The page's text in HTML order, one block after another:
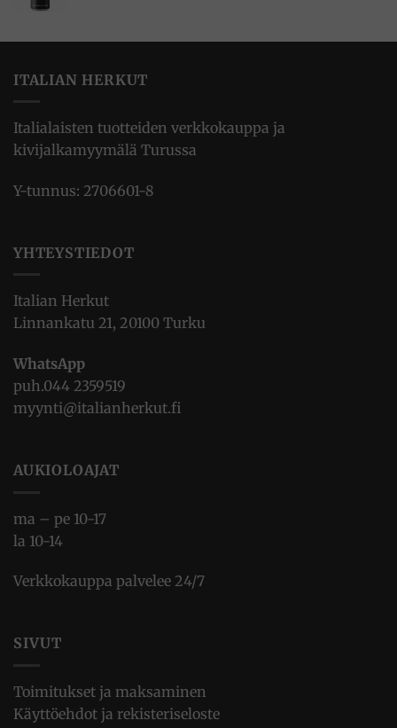
ITALIAN HERKUT
Italialaisten tuotteiden verkkokauppa ja
kivijalkamyymälä Turussa
Y-tunnus: 2706601-8
YHTEYSTIEDOT
Italian Herkut
Linnankatu 21, 20100 Turku
WhatsApp
puh.044 2359519
myynti@italianherkut.fi
AUKIOLOAJAT
ma – pe 10-17
la 10-14
Verkkokauppa palvelee 24/7
SIVUT
Toimitukset ja maksaminen
Käyttöehdot ja rekisteriseloste